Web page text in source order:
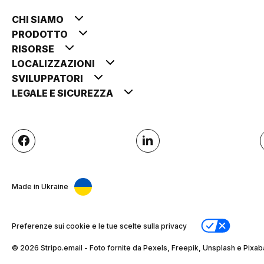
CHI SIAMO
PRODOTTO
RISORSE
LOCALIZZAZIONI
SVILUPPATORI
LEGALE E SICUREZZA
Made in Ukraine
Preferenze sui cookie e le tue scelte sulla privacy
© 2026 Stripо.email - Foto fornite da Pexels, Freepik, Unsplash e